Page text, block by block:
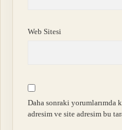
Web Sitesi
Daha sonraki yorumlarımda
adresim ve site adresim bu